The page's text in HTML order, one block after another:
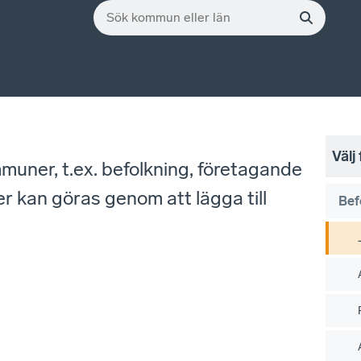
t.ex. befolkning, företagande
kan göras genom att lägga till